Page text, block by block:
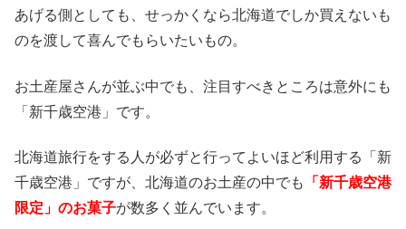
あげる側としても、せっかくなら北海道でしか買えないも
のを渡して喜んでもらいたいもの。
お土産屋さんが並ぶ中でも、注目すべきところは意外にも
「新千歳空港」です。
北海道旅行をする人が必ずと行ってよいほど利用する「新
千歳空港」ですが、北海道のお土産の中でも
「新千歳空港
限定」のお菓子が数多く並んでいます。